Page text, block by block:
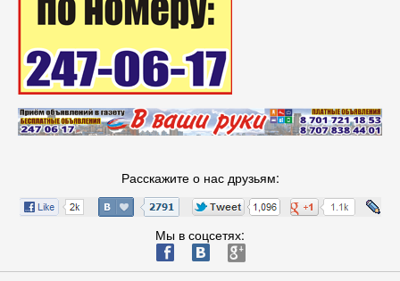
Расскажите о нас друзьям:
Мы в соцсетях:
ä æ è